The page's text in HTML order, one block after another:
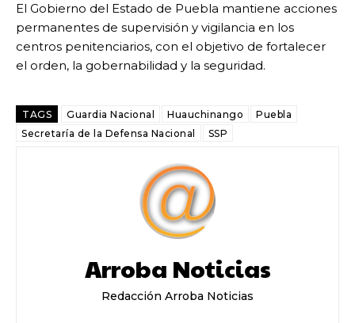
El Gobierno del Estado de Puebla mantiene acciones
permanentes de supervisión y vigilancia en los
centros penitenciarios, con el objetivo de fortalecer
el orden, la gobernabilidad y la seguridad.
TAGS Guardia Nacional Huauchinango
Puebla
Secretaría de la Defensa Nacional
SSP
Arroba Noticias
Redacción Arroba Noticias